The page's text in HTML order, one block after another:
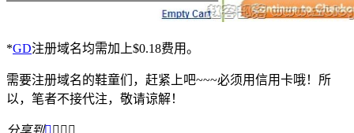
*GD注册域名均需加上$0.18费用。
需要注册域名的鞋童们，赶紧上吧~~~必须用信用卡哦！所
以，笔者不接代注，敬请谅解！
分享到   